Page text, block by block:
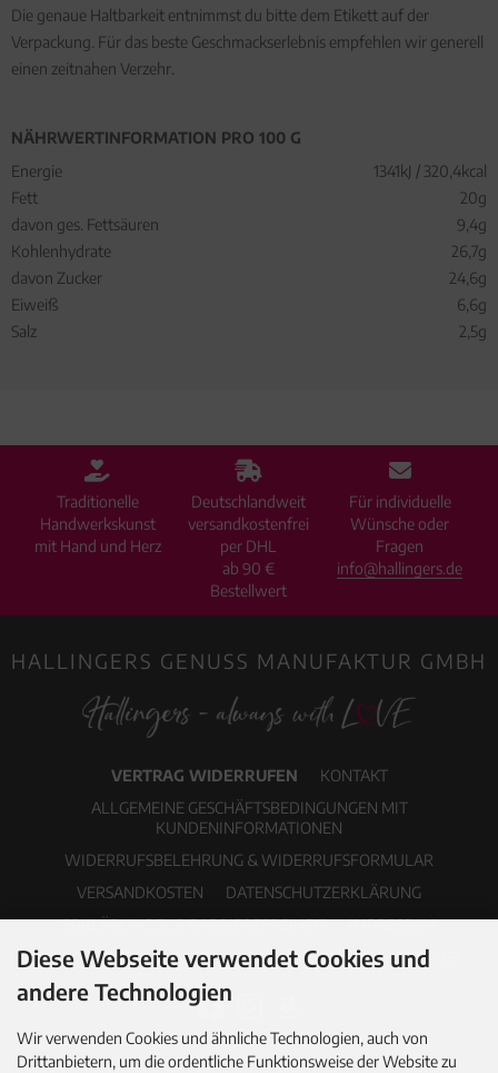
Die genaue Haltbarkeit entnimmst du bitte dem Etikett auf der
Verpackung. Für das beste Geschmackserlebnis empfehlen wir generell
einen zeitnahen Verzehr.
NÄHRWERTINFORMATION PRO 100 G
Energie
1341kJ / 320,4kcal
Fett
20g
davon ges. Fettsäuren
9,4g
Kohlenhydrate
26,7g
davon Zucker
24,6g
Eiweiß
6,6g
Salz
2,5g
Traditionelle
Handwerkskunst
mit Hand und Herz
Deutschlandweit
versandkostenfrei
per DHL
ab 90 €
Bestellwert
Für individuelle
Wünsche oder
Fragen
info@hallingers.de
HALLINGERS GENUSS MANUFAKTUR GMBH
VERTRAG WIDERRUFEN
KONTAKT
ALLGEMEINE GESCHÄFTSBEDINGUNGEN MIT
KUNDENINFORMATIONEN
WIDERRUFSBELEHRUNG & WIDERRUFSFORMULAR
VERSANDKOSTEN
DATENSCHUTZERKLÄRUNG
ERKLÄRUNG ZUR BARRIEREFREIHEIT
IMPRESSUM
COOKIE EINSTELLUNGEN
PDF-KATALOG NEWSLETTER
Diese Webseite verwendet Cookies und
andere Technologien
Wir verwenden Cookies und ähnliche Technologien, auch von
Drittanbietern, um die ordentliche Funktionsweise der Website zu